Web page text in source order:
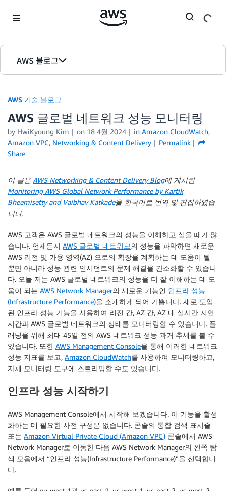
AWS 블로그
홈
에디션
AWS 기술 블로그
AWS 글로벌 네트워크 성능 모니터링
by HwiKyoung Kim on 18 4월 2024 in Amazon CloudWatch,
Amazon VPC, Networking & Content Delivery
Permalink
Share
이 글은 AWS Networking & Content Delivery Blog에 게시된
Monitoring AWS Global Network Performance by Kartik
Bheemisetty and Vaibhav Katkade을 한국어로 번역 및 편집하였습
니다.
AWS 고객은 AWS 글로벌 네트워크의 성능을 이해하고 싶을 때가 많
습니다. 언제든지 AWS 글로벌 네트워크의 성능을 파악하면 새로운
AWS 리전 및 가용 영역(AZ) 으로의 확장을 계획하는 데 도움이 될
뿐만 아니라 성능 관련 인시던트의 문제 해결을 간소화할 수 있습니
다. 오늘 저는 AWS 글로벌 네트워크의 성능을 더 잘 이해하는 데 도
움이 되는 AWS Network Manager의 새로운 기능인 인프라 성능
(Infrastructure Performance)을 소개하게 되어 기쁩니다. 새로 도입
된 인프라 성능 기능을 사용하여 리전 간, AZ 간, AZ 내 실시간 지연
시간과 AWS 글로벌 네트워크의 상태를 모니터링할 수 있습니다. 플
래닝을 위해 최대 45일 전의 AWS 네트워크 성능 과거 추세를 볼 수
있습니다. 또한 AWS Management Console을 통해 이러한 네트워크
성능 지표를 보고, Amazon CloudWatch를 사용하여 모니터링하고,
자체 모니터링 도구에 스트리밍할 수도 있습니다.
인프라 성능 시작하기
AWS Management Console에서 시작해 보겠습니다. 이 기능을 활성
화하는 데 필요한 사전 구성은 없습니다. 콘솔의 통합 검색 표시줄
또는 Amazon Virtual Private Cloud (Amazon VPC) 콘솔에서 AWS
Network Manager로 이동한 다음 AWS Network Manager의 왼쪽 탐
색 모음에서 “인프라 성능(Infrastructure Performance)”을 선택합니
다.